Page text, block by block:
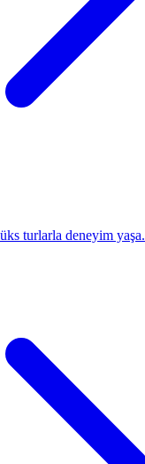
turlarla deneyim yaşa.